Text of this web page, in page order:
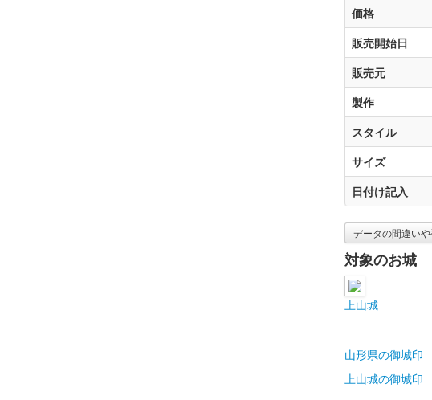
価格
販売開始日
販売元
製作
スタイル
サイズ
日付け記入
データの間違い
対象のお城
上山城
山形県の御城印
上山城の御城印